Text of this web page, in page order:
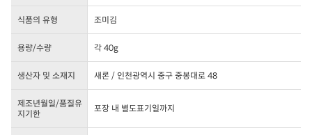
식품의 유형 조미김
용량/수량 각 40g
생산자 및 소재지 새론 / 인천광역시 중구 중봉대로 48
제조년월일/품질유
지기한
포장 내 별도표기일까지